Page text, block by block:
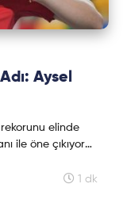
Aysel
elinde
ile öne çıkıyor
1 dk